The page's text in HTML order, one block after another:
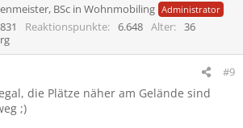
BSc in Wohnmobiling Administrator
Reaktionspunkte 6.648 Alter
36
#9
die Plätze näher am Gelände sind
;)